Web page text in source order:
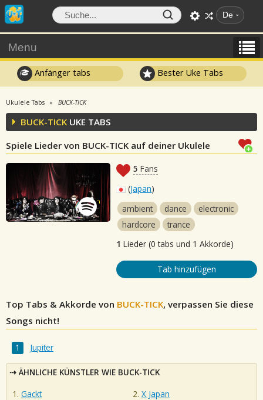
De
Menu
Anfänger tabs Bester Uke Tabs
Ukulele Tabs BUCK-TICK
BUCK-TICK UKE TABS
Spiele Lieder von BUCK-TICK auf deiner Ukulele
5 Fans
(Japan)
ambient
dance
electronic
hardcore
trance
1 Lieder (0 tabs und 1 Akkorde)
Tab hinzufügen
Top Tabs & Akkorde von BUCK-TICK, verpassen Sie diese
Songs nicht!
Jupiter
ÄHNLICHE KÜNSTLER WIE BUCK-TICK
Gackt
X Japan